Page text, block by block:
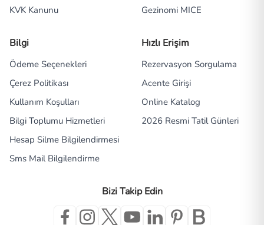
KVK Kanunu
Gezinomi MICE
Bilgi
Ödeme Seçenekleri
Çerez Politikası
Kullanım Koşulları
Bilgi Toplumu Hizmetleri
Hesap Silme Bilgilendirmesi
Sms Mail Bilgilendirme
Hızlı Erişim
Rezervasyon Sorgulama
Acente Girişi
Online Katalog
2026 Resmi Tatil Günleri
Bizi Takip Edin